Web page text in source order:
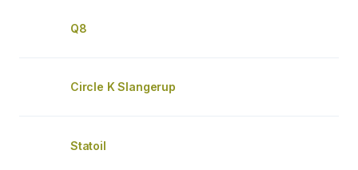
Q8
Circle K Slangerup
Statoil